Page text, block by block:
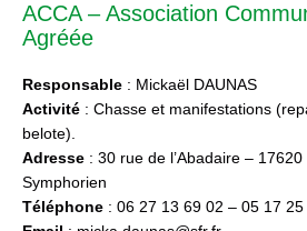
ACCA – Association
Agréée
Responsable : Mickaël DAUNAS
Activité : Chasse et manifestations
belote).
Adresse : 30 rue de l’Abadaire –
Symphorien
Téléphone : 06 27 13 69 02 – 05 17 25